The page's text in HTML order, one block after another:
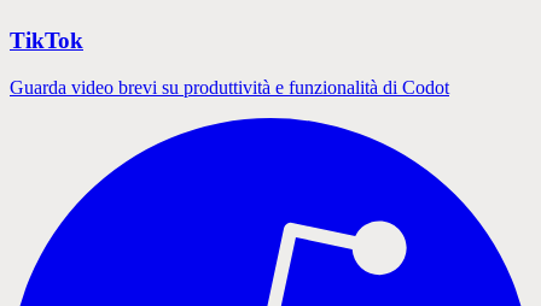
TikTok
Guarda video brevi su produttività e funzionalità di Codot